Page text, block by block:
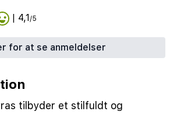
| 4,1/5
for at se anmeldelser
tilbyder et stilfuldt og